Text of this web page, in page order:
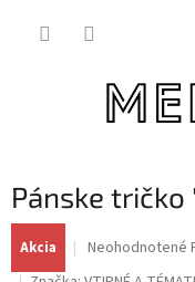
Pánske tričko
Akcia
Priemerné
Neohodnotené